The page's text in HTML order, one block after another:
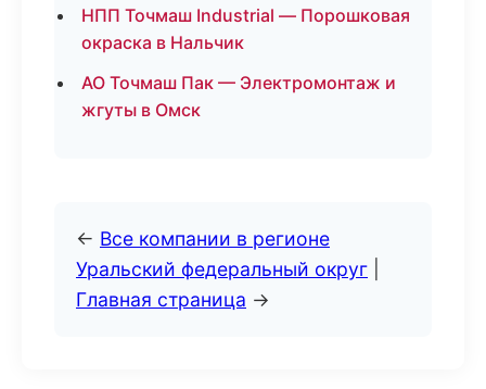
НПП Точмаш Industrial — Порошковая
окраска в Нальчик
АО Точмаш Пак — Электромонтаж и
жгуты в Омск
← Все компании в регионе
Уральский федеральный округ
Главная страница →